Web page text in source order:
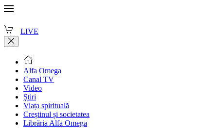
LIVE
Alfa Omega
Canal TV
Video
Știri
Viața spirituală
Creștinul și societatea
Librăria Alfa Omega